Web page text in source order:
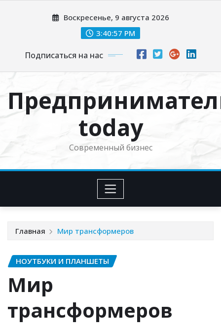
Воскресенье, 9 августа 2026
3:40:59 PM
Подписаться на нас
today
Современный бизнес
Главная Мир трансформеров
НОУТБУКИ И ПЛАНШЕТЫ
Мир
трансформеров